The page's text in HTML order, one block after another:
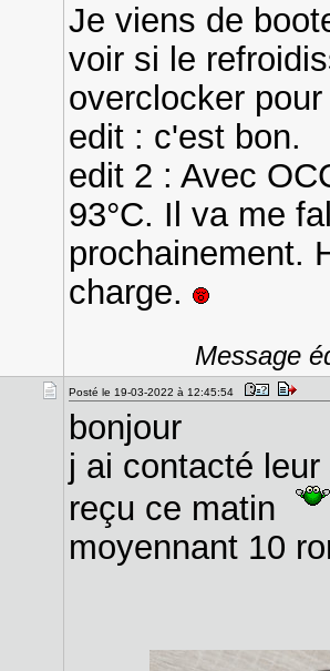
Je viens de
voir si le
overclocker
edit : c'est bon.
edit 2 : Avec
93°C. Il va me
prochainement.
charge.
Message
Posté le 19-03-2022 à 12:45:54
bonjour
j ai contacté
reçu ce matin
moyennant 10